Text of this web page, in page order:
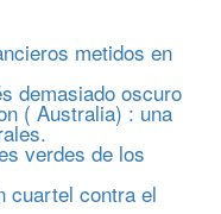
metidos en
demasiado oscuro
( Australia) : una
verdes de los
cuartel contra el